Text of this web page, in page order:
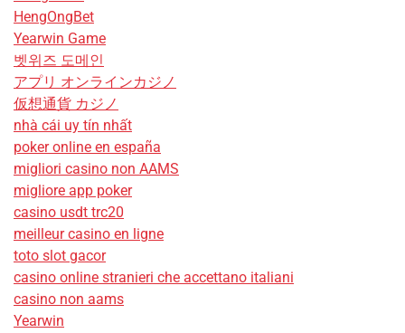
HengOngBet
Yearwin Game
벳위즈 도메인
アプリ オンラインカジノ
仮想通貨 カジノ
nhà cái uy tín nhất
poker online en españa
migliori casino non AAMS
migliore app poker
casino usdt trc20
meilleur casino en ligne
toto slot gacor
casino online stranieri che accettano italiani
casino non aams
Yearwin